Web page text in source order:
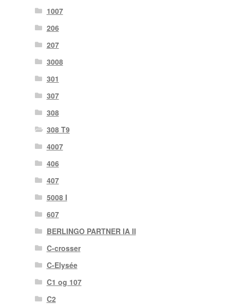
1007
206
207
3008
301
307
308
308 T9
4007
406
407
5008 I
607
BERLINGO PARTNER IA II
C-crosser
C-Elysée
C1 og 107
C2